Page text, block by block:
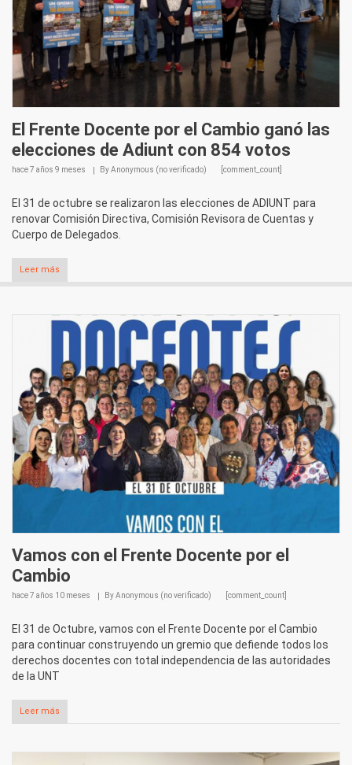
El Frente Docente por el Cambio ganó las
elecciones de Adiunt con 854 votos
hace 7 años 9 meses ByAnonymous (no verificado) [comment_count]
El 31 de octubre se realizaron las elecciones de ADIUNT para
renovar Comisión Directiva, Comisión Revisora de Cuentas y
Cuerpo de Delegados.
Leer más
Vamos con el Frente Docente por el
Cambio
hace7 años 10 meses ByAnonymous (no verificado) [comment_count]
El 31 de Octubre, vamos con el Frente Docente por el Cambio
para continuar construyendo un gremio que defiende todos los
derechos docentes con total independencia de las autoridades
de la UNT
Leer más